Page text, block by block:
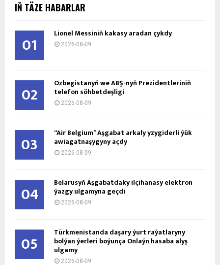
IŇ TÄZE HABARLAR
01 Lionel Messiniň kakasy aradan çykdy
2026-08-09
02 Özbegistanyň we ABŞ-nyň Prezidentleriniň
telefon söhbetdeşligi
2026-08-09
03 “Air Belgium” Aşgabat arkaly yzygiderli ýük
awiagatnaşygyny açdy
2026-08-09
04 Belarusyň Aşgabatdaky ilçihanasy elektron
ýazgy ulgamyna geçdi
2026-08-09
05 Türkmenistanda daşary ýurt raýatlaryny
bolýan ýerleri boýunça Onlaýn hasaba alyş
ulgamy
2026-08-09